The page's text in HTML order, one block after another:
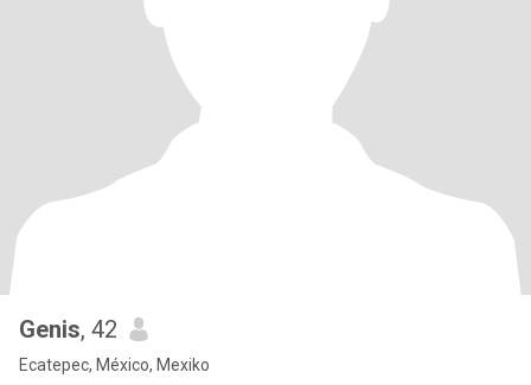
Genis, 42
Ecatepec, México, Mexiko